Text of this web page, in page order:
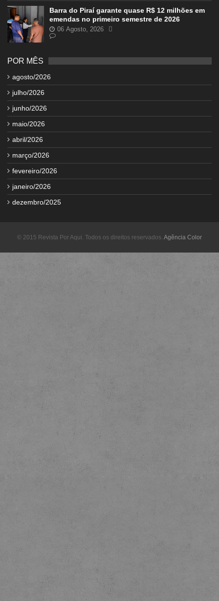
Barra do Piraí garante quase R$ 12 milhões em
emendas no primeiro semestre de 2026
06 Agosto, 2026
POR MÊS
agosto/2026
julho/2026
junho/2026
maio/2026
abril/2026
março/2026
fevereiro/2026
janeiro/2026
dezembro/2025
© 2015 Revista Por Aqui. Todos os direitos reservados. Agência Color